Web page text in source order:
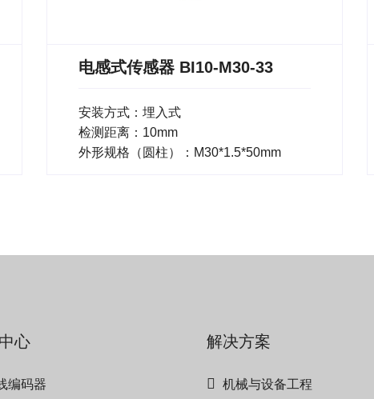
电感式传感器 BI10-M30-33
安装方式：埋入式
检测距离：10mm
外形规格（圆柱）：M30*1.5*50mm
心
编码器
解决方案
机械与设备工程